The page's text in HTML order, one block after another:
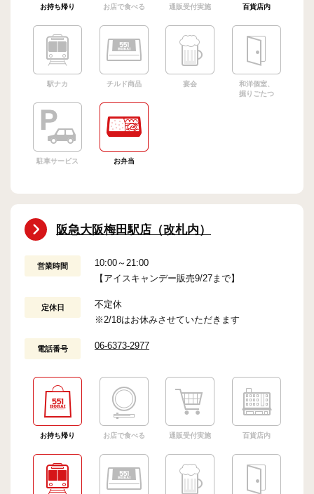
お持ち帰り お店で食べる 通販受付実施 百貨店内
駅ナカ チルド商品 宴会
和洋個室、
掘りごたつ
駐車サービス お弁当
阪急大阪梅田駅店（改札内）
営業時間
10:00～21:00
【アイスキャンデー販売9/27まで】
定休日
不定休
※2/18はお休みさせていただきます
電話番号 06-6373-2977
お持ち帰り お店で食べる 通販受付実施 百貨店内